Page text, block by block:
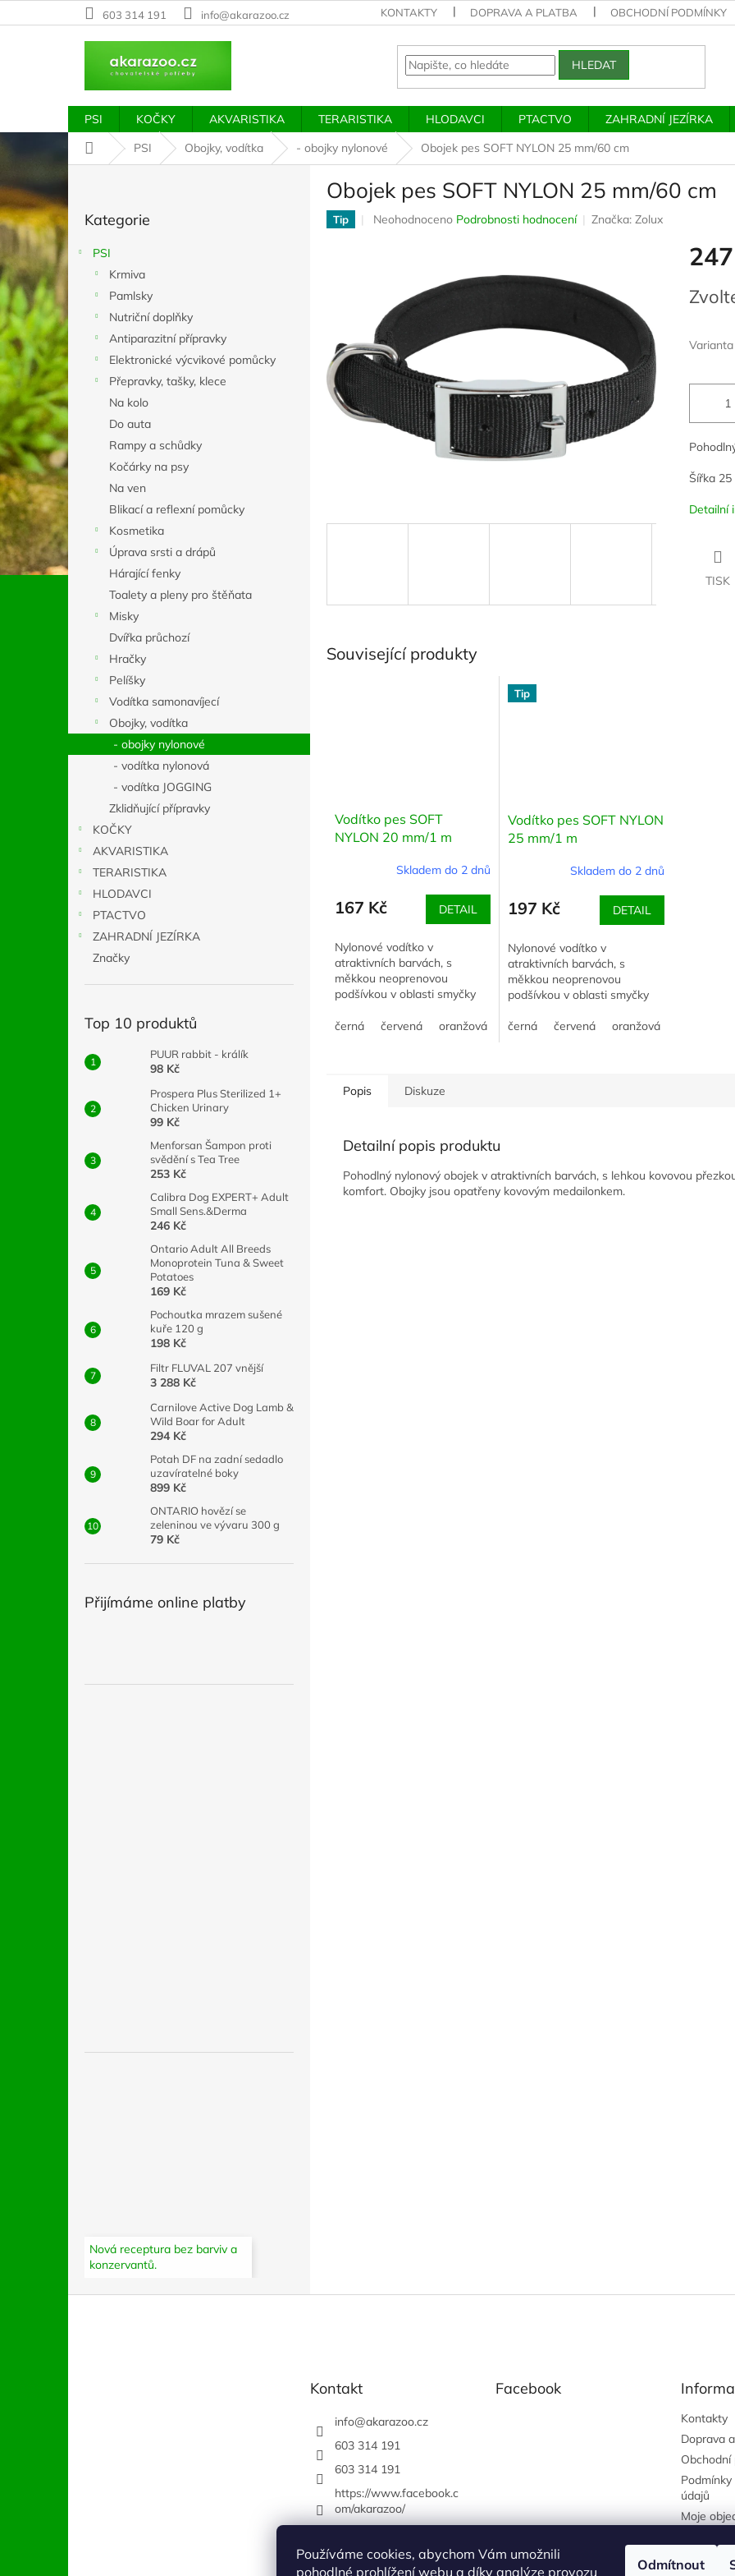
Používáme cookies, abychom Vám umožnili
pohodlné prohlížení webu a díky analýze provozu
Odmítnout
na
603 314 191 info@akarazoo.cz KONTAKTY DOPRAVA A PLATBA OBCHODNÍ PODMÍNKY
HLEDAT
PSI KOČKY AKVARISTIKA TERARISTIKA HLODAVCI PTACTVO ZAHRADNÍ JEZÍRKA
Domů
PSI Obojky, vodítka - obojky nylonové Obojek pes SOFT NYLON 25 mm/60 cm
s
t
r
a
í
p
a
n
e
l
kategorie
Kategorie
PSI
Krmiva
Pamlsky
Nutriční doplňky
Antiparazitní přípravky
Elektronické výcvikové pomůcky
Přepravky, tašky, klece
Na kolo
Do auta
Rampy a schůdky
Kočárky na psy
Na ven
Blikací a reflexní pomůcky
Kosmetika
Úprava srsti a drápů
Hárající fenky
Toalety a pleny pro štěňata
Misky
Dvířka průchozí
Hračky
Pelíšky
Vodítka samonavíjecí
Obojky, vodítka
- obojky nylonové
- vodítka nylonová
- vodítka JOGGING
Zklidňující přípravky
KOČKY
AKVARISTIKA
TERARISTIKA
HLODAVCI
PTACTVO
ZAHRADNÍ JEZÍRKA
Značky
Top 10 produktů
PUUR rabbit - králík
98 Kč
Prospera Plus Sterilized 1+
Chicken Urinary
99 Kč
Menforsan Šampon proti
svědění s Tea Tree
253 Kč
Calibra Dog EXPERT+ Adult
Small Sens.&Derma
246 Kč
Ontario Adult All Breeds
Monoprotein Tuna & Sweet
Potatoes
169 Kč
Pochoutka mrazem sušené
kuře 120 g
198 Kč
Filtr FLUVAL 207 vnější
3 288 Kč
Carnilove Active Dog Lamb &
Wild Boar for Adult
294 Kč
Potah DF na zadní sedadlo
uzavíratelné boky
899 Kč
ONTARIO hovězí se
zeleninou ve vývaru 300 g
79 Kč
Přijímáme online platby
Nová receptura bez barviv a
konzervantů.
Obojek pes SOFT NYLON 25 mm/60 cm
Tip
Průměrné
hvězdiček.
Neohodnoceno Podrobnosti hodnocení Značka: Zolux
cena:
Varianta
Šířka
Detailní
TISK
Související produkty
Vodítko pes SOFT
NYLON 20 mm/1 m
Skladem do 2 dnů
167 Kč DETAIL
Nylonové vodítko v
atraktivních barvách, s
měkkou neoprenovou
podšívkou v oblasti smyčky
mm, délka 1 m.
černá červená oranžová růžová zelená tyrkysová
Tip
Vodítko pes SOFT NYLON
25 mm/1 m
Skladem do 2 dnů
197 Kč DETAIL
Nylonové vodítko v
atraktivních barvách, s
měkkou neoprenovou
podšívkou v oblasti smyčky
mm, délka 1 m.
černá červená oranžová
Popis Diskuze
Detailní popis produktu
Pohodlný nylonový obojek v atraktivních barvách, s lehkou kovovou
komfort. Obojky jsou opatřeny kovovým medailonkem.
Kontakt
info@akarazoo.cz
603 314 191
603 314 191
https://www.facebook.c
om/akarazoo/
Facebook
Kontakty
Doprava
Obchodní
údajů
Moje